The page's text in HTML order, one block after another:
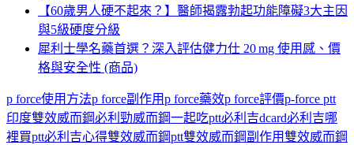
【60歲男人硬不起來？】醫師揭露勃起功能障礙3大主因
與5級硬度分級
犀利士學名藥首選？深入評估健力仕 20 mg 使用感、價
格與安全性 (商品)
Tags:
p force使用方法p force副作用p force藥效p force評價p-force ptt
印度雙效威而鋼必利勁威而鋼一起吃ptt必利吉dcard必利吉哪
裡買ptt必利吉心得雙效威而鋼ptt雙效威而鋼副作用雙效威而鋼